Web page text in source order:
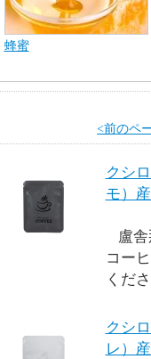
蜂蜜
<前のペ
クシ
モ）
盧
コー
くだ
クシ
レ）